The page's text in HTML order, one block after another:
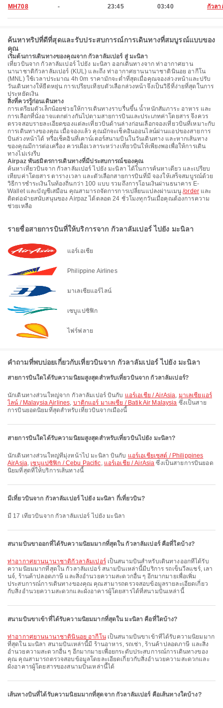
MH708 - 23:45 03:40 กัวลา
ค้นหาทริปที่ดีที่สุดและรับประสบการณ์การเดินทางที่สมบูรณ์แบบของ
คุณ
เริ่มต้นการเดินทางของคุณจาก กัวลาลัมเปอร์ สู่ มะนิลา
เที่ยวบินจาก กัวลาลัมเปอร์ ไปยัง มะนิลา ออกเดินทางจาก ท่าอากาศยาน
นานาชาติกัวลาลัมเปอร์ (KUL) และถึง ท่าอากาศยานนานาชาตินินอย อากีโน
(MNL) ใช้เวลาประมาณ 4h 0m ราคามักจะต่ำที่สุดเมื่อคุณจองล่วงหน้าและปรับ
วันเดินทางให้ยืดหยุ่น การเปรียบเทียบตัวเลือกล่วงหน้าจึงเป็นวิธีที่ง่ายที่สุดในการ
ประหยัดเงิน
สิ่งที่ควรรู้ก่อนเดินทาง
การเตรียมตัวเล็กน้อยช่วยให้การเดินทางราบรื่นขึ้น น้ำหนักสัมภาระ อาหาร และ
การเลือกที่นั่งอาจแตกต่างกันไปตามสายการบินและประเภทค่าโดยสาร จึงควร
ตรวจสอบรายละเอียดของแต่ละเที่ยวบินด้านล่างก่อนเลือกจองเที่ยวบินที่เหมาะกับ
การเดินทางของคุณ เมื่อจองแล้ว คุณมักจะเช็คอินออนไลน์ผ่านแอปของสายการ
บินล่วงหน้าได้ หรือเช็คอินที่เคาน์เตอร์สนามบินในวันเดินทาง และหากเส้นทาง
ของคุณมีการต่อเครื่อง ควรเผื่อเวลาระหว่างเที่ยวบินให้เพียงพอเพื่อให้การเดิน
ทางไม่เร่งรีบ
Airpaz พันธมิตรการเดินทางที่มีประสบการณ์ของคุณ
ค้นหาเที่ยวบินจาก กัวลาลัมเปอร์ ไปยัง มะนิลา ได้ในการค้นหาเดียว และเปรียบ
เทียบค่าโดยสาร ตารางเวลา และตัวเลือกสายการบินที่มี จองให้เสร็จสมบูรณ์ด้วย
วิธีการชำระเงินในท้องถิ่นกว่า 100 แบบ รวมถึงการโอนเงินผ่านธนาคาร E-
Wallet และบัญชีเสมือน คุณสามารถจัดการการเปลี่ยนแปลงผ่านเมนู/orderและ
ติดต่อฝ่ายสนับสนุนของ Airpaz ได้ตลอด 24 ชั่วโมงทุกวันเมื่อคุณต้องการความ
ช่วยเหลือ
รายชื่อสายการบินที่ให้บริการจาก กัวลาลัมเปอร์ ไปยัง มะนิลา
แอร์เอเชีย
Philippine Airlines
มาเลเซียแอร์ไลน์
เซบูแปซิฟิก
ไฟร์ฟลาย
คำถามที่พบบ่อยเกี่ยวกับเที่ยวบินจาก กัวลาลัมเปอร์ ไปยัง มะนิลา
สายการบินใดได้รับความนิยมสูงสุดสำหรับเที่ยวบินจาก กัวลาลัมเปอร์?
นักเดินทางส่วนใหญ่จาก กัวลาลัมเปอร์ บินกับ แอร์เอเชีย / AirAsia, มาเลเซียแอร์
ไลน์ / Malaysia Airlines, บาติกแอร์ มาเลเซีย / Batik Air Malaysia ซึ่งเป็นสาย
การบินยอดนิยมที่สุดสำหรับเที่ยวบินจากเมืองนี้
สายการบินใดได้รับความนิยมสูงสุดสำหรับเที่ยวบินไปยัง มะนิลา?
นักเดินทางส่วนใหญ่ที่มุ่งหน้าไป มะนิลา บินกับ แอร์เอเชียเซสต์ / Philippines
AirAsia, เซบูแปซิฟิก / Cebu Pacific, แอร์เอเชีย / AirAsia ซึ่งเป็นสายการบินยอด
นิยมที่สุดที่ให้บริการเส้นทางนี้
มีเที่ยวบินจาก กัวลาลัมเปอร์ ไปยัง มะนิลา กี่เที่ยวบิน?
มี 17 เที่ยวบินจาก กัวลาลัมเปอร์ ไปยัง มะนิลา
สนามบินขาออกที่ได้รับความนิยมมากที่สุดใน กัวลาลัมเปอร์ คือที่ใดบ้าง?
ท่าอากาศยานนานาชาติกัวลาลัมเปอร์เป็นสนามบินสำหรับเดินทางออกที่ได้รับ
ความนิยมมากที่สุดใน กัวลาลัมเปอร์ สนามบินเหล่านี้มีบริการ รถเข็นวีลแชร์, เลา
นจ์, ร้านค้าปลอดภาษี และสิ่งอำนวยความสะดวกอื่น ๆ อีกมากมายเพื่อเพิ่ม
ประสบการณ์การเดินทางของคุณ คุณสามารถตรวจสอบข้อมูลรายละเอียดเกี่ยว
กับสิ่งอำนวยความสะดวกและผังอาคารผู้โดยสารได้ที่สนามบินเหล่านี้
สนามบินขาเข้าที่ได้รับความนิยมมากที่สุดใน มะนิลา คือที่ใดบ้าง?
ท่าอากาศยานนานาชาตินินอย อากีโนเป็นสนามบินขาเข้าที่ได้รับความนิยมมาก
ที่สุดใน มะนิลา สนามบินเหล่านี้มี ร้านอาหาร, รถเช่า, ร้านค้าปลอดภาษี และสิ่ง
อำนวยความสะดวกอื่น ๆ อีกมากมายเพื่อยกระดับประสบการณ์การเดินทางของ
คุณ คุณสามารถตรวจสอบข้อมูลโดยละเอียดเกี่ยวกับสิ่งอำนวยความสะดวกและ
ผังอาคารผู้โดยสารของสนามบินเหล่านี้ได้
เส้นทางบินที่ได้รับความนิยมมากที่สุดจาก กัวลาลัมเปอร์ คือเส้นทางใดบ้าง?